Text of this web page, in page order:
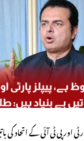
اور پی ٹی آئی کے اتحاد کی